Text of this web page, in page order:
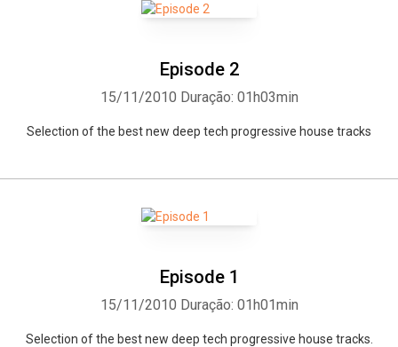
Episode 2
15/11/2010 Duração: 01h03min
Selection of the best new deep tech progressive house tracks
Episode 1
15/11/2010 Duração: 01h01min
Selection of the best new deep tech progressive house tracks.